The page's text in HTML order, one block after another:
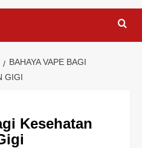
BAHAYA VAPE BAGI
GIGI
Kesehatan